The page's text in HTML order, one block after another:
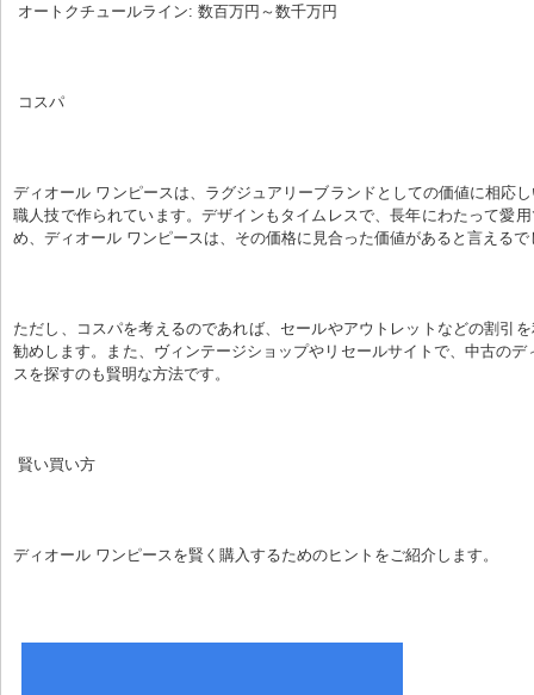
オートクチュールライン: 数百万円～数千万円
コスパ
ディオール ワンピースは、ラグジュアリーブランドとしての価値に相応
職人技で作られています。デザインもタイムレスで、長年にわたって愛
め、ディオール ワンピースは、その価格に見合った価値があると言えるで
ただし、コスパを考えるのであれば、セールやアウトレットなどの割引
勧めします。また、ヴィンテージショップやリセールサイトで、中古のデ
スを探すのも賢明な方法です。
賢い買い方
ディオール ワンピースを賢く購入するためのヒントをご紹介します。